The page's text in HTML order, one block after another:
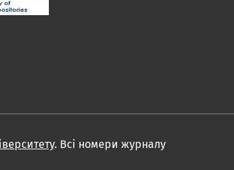
. Всі номери журналу